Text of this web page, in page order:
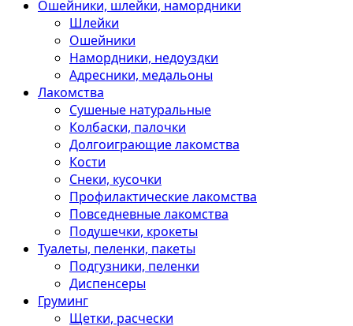
Ошейники, шлейки, намордники
Шлейки
Ошейники
Намордники, недоуздки
Адресники, медальоны
Лакомства
Сушеные натуральные
Колбаски, палочки
Долгоиграющие лакомства
Кости
Снеки, кусочки
Профилактические лакомства
Повседневные лакомства
Подушечки, крокеты
Туалеты, пеленки, пакеты
Подгузники, пеленки
Диспенсеры
Груминг
Щетки, расчески